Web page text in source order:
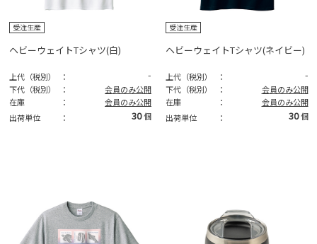
受注生産
ヘビーウェイトTシャツ(白)
上代（税別） ： -
下代（税別） ：
会員のみ公開
在庫
：
会員のみ公開
出荷単位
： 30個
受注生産
ヘビーウェイトTシャツ(ネイビー)
上代（税別） ： -
下代（税別） ：
会員のみ公開
在庫
：
会員のみ公開
出荷単位
： 30 個